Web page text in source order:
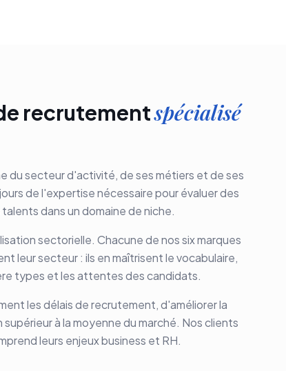
recrutementspécialisé
du secteur d'activité, de ses métiers et de ses
de l'expertise nécessaire pour évaluer des
dans un domaine de niche.
sectorielle. Chacune de nos six marques
leur secteur : ils en maîtrisent le vocabulaire,
types et les attentes des candidats.
les délais de recrutement, d'améliorer la
à la moyenne du marché. Nos clients
leurs enjeux business et RH.